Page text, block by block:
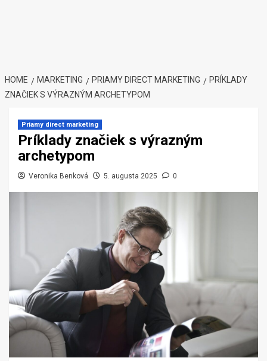
HOME MARKETING PRIAMY DIRECT MARKETING
PRÍKLADY
ZNAČIEK S VÝRAZNÝM ARCHETYPOM
Priamy direct marketing
Príklady značiek s výrazným
archetypom
Veronika Benková 5. augusta 2025 0